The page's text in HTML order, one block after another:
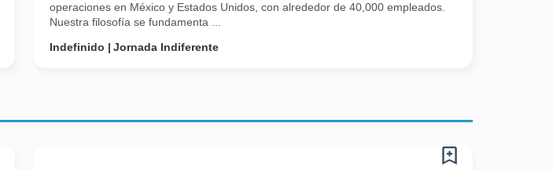
operaciones en México y Estados Unidos, con alrededor de 40,000 empleados.
Nuestra filosofía se fundamenta ...
Indefinido
Jornada Indiferente